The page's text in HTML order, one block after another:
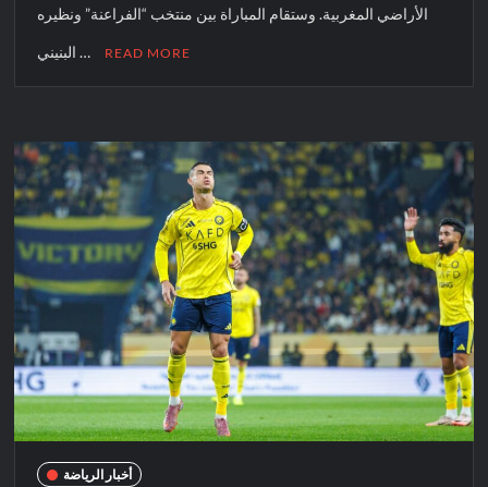
الأراضي المغربية. وستقام المباراة بين منتخب “الفراعنة” ونظيره
البنيني … READ MORE
أخبار الرياضة